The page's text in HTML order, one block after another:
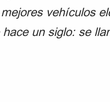
vehículos
un siglo: se